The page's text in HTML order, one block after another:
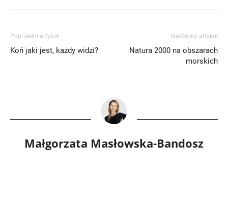
Poprzedni artykuł
Koń jaki jest, każdy widzi?
Następny artykuł
Natura 2000 na obszarach
morskich
Małgorzata Masłowska-Bandosz